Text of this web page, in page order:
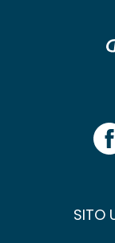
SITO